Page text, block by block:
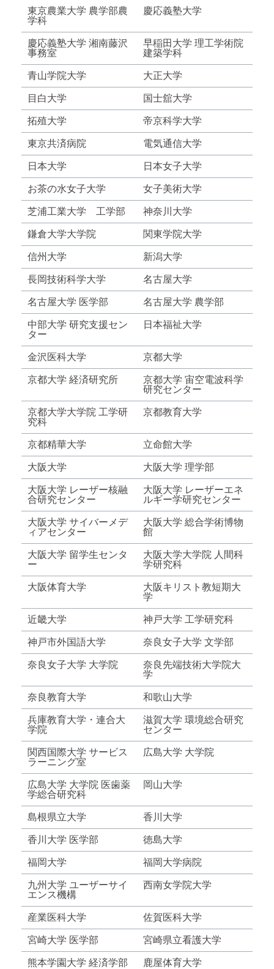
東京農業大学 農学部農
学科
慶応義塾大学
慶応義塾大学 湘南藤沢
事務室
早稲田大学 理工学術院
建築学科
青山学院大学 大正大学
目白大学 国士舘大学
拓殖大学 帝京科学大学
東京共済病院 電気通信大学
日本大学 日本女子大学
お茶の水女子大学 女子美術大学
芝浦工業大学 工学部 神奈川大学
鎌倉大学大学院 関東学院大学
信州大学 新潟大学
長岡技術科学大学 名古屋大学
名古屋大学 医学部 名古屋大学 農学部
中部大学 研究支援セン
ター
日本福祉大学
金沢医科大学 京都大学
京都大学 経済研究所
京都大学 宙空電波科学
研究センター
京都大学大学院 工学研
究科
京都教育大学
京都精華大学 立命館大学
大阪大学 大阪大学 理学部
大阪大学 レーザー核融
合研究センター
大阪大学 レーザーエネ
ルギー学研究センター
大阪大学 サイバーメデ
ィアセンター
大阪大学 総合学術博物
館
大阪大学 留学生センタ
ー
大阪大学大学院 人間科
学研究科
大阪体育大学
大阪キリスト教短期大
学
近畿大学 神戸大学 工学研究科
神戸市外国語大学 奈良女子大学 文学部
奈良女子大学 大学院
奈良先端技術大学院大
学
奈良教育大学 和歌山大学
兵庫教育大学・連合大
学院
滋賀大学 環境総合研究
センター
関西国際大学 サービス
ラーニング室
広島大学 大学院
広島大学 大学院 医歯薬
学総合研究科
岡山大学
島根県立大学 香川大学
香川大学 医学部 徳島大学
福岡大学 福岡大学病院
九州大学 ユーザーサイ
エンス機構
西南女学院大学
産業医科大学 佐賀医科大学
宮崎大学 医学部 宮崎県立看護大学
熊本学園大学 経済学部 鹿屋体育大学